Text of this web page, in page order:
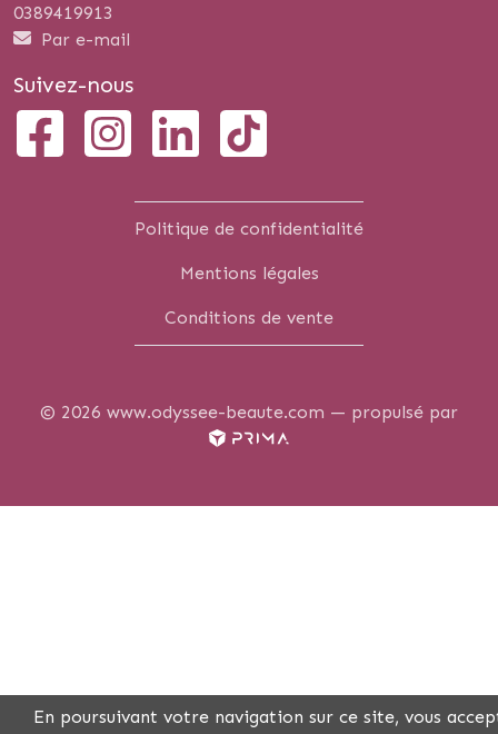
0389419913
Par e-mail
Suivez-nous
Politique de confidentialité
Mentions légales
Conditions de vente
© 2026 www.odyssee-beaute.com — propulsé par
En poursuivant votre navigation sur ce site, vous